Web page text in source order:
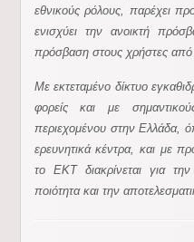
εθνικούς ρόλους, παρέχει
ενισχύει την ανοικτή
πρόσβαση στους χρήστες
Με εκτεταμένο δίκτυο
φορείς και με
περιεχομένου στην Ελλάδα,
ερευνητικά κέντρα, και με
το ΕΚΤ διακρίνεται για
ποιότητα και την